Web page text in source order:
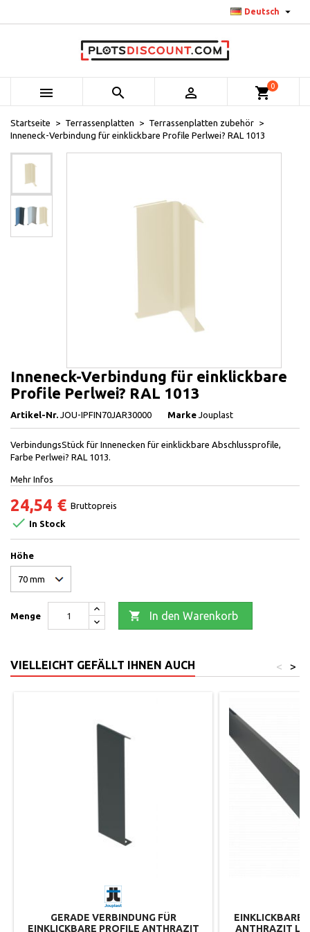
Deutsch 
   shopping_cart0
Startseite Terrassenplatten
Terrassenplatten zubehör
Inneneck-Verbindung für einklickbare Profile Perlwei? RAL 1013
Inneneck-Verbindung für einklickbare
Profile Perlwei? RAL 1013
Artikel-Nr. JOU-IPFIN70JAR30000 Marke Jouplast
VerbindungsStück für Innenecken für einklickbare Abschlussprofile,
Farbe Perlwei? RAL 1013.
Mehr Infos
24,54 € Bruttopreis
 In Stock
Höhe
Menge  In den Warenkorb
VIELLEICHT GEFÄLLT IHNEN AUCH >
<
GERADE VERBINDUNG FÜR
EINKLICKBARE PROFILE ANTHRAZIT
ANTHRAZIT